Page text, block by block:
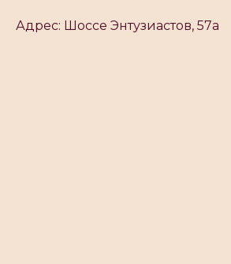
Адрес: Шоссе Энтузиастов, 57а